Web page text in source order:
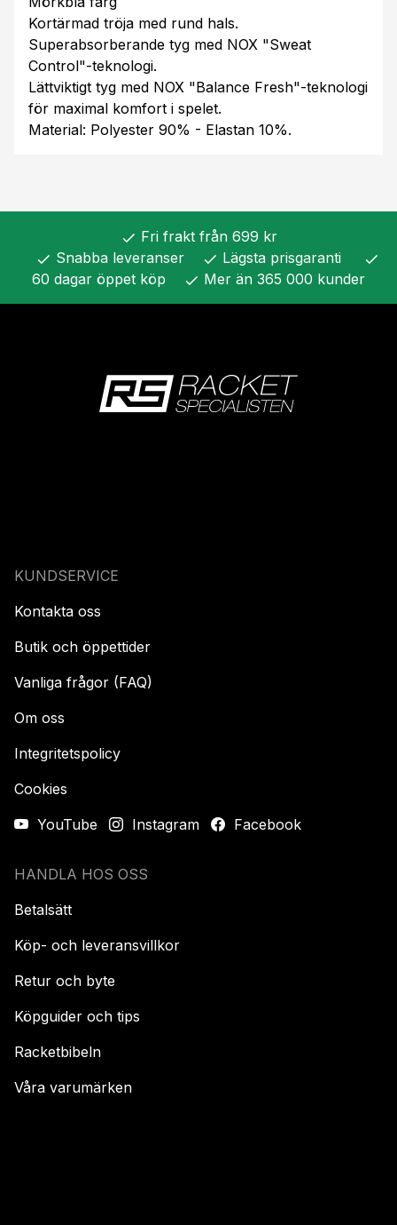
Kortärmad tröja med rund hals.
Superabsorberande tyg med NOX "Sweat
Control"-teknologi.
Lättviktigt tyg med NOX "Balance Fresh"-teknologi
för maximal komfort i spelet.
Material: Polyester 90% - Elastan 10%.
check Fri frakt från 699 kr
check Snabba leveranser check Lägsta prisgaranti check
60 dagar öppet köp check Mer än 365 000 kunder
KUNDSERVICE
Kontakta oss
Butik och öppettider
Vanliga frågor (FAQ)
Om oss
Integritetspolicy
Cookies
YouTube
Instagram Facebook
HANDLA HOS OSS
Betalsätt
Köp- och leveransvillkor
Retur och byte
Köpguider och tips
Racketbibeln
Våra varumärken